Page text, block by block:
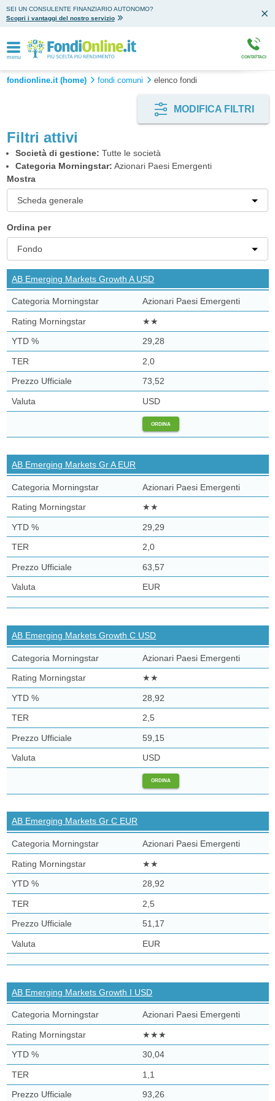
SEI UN CONSULENTE FINANZIARIO AUTONOMO?
Scopri i vantaggi del nostro servizio
menu CONTATTACI
fondionline.it (home) fondi comuni elenco fondi
MODIFICA FILTRI
Filtri attivi
Società di gestione: Tutte le società
Categoria Morningstar: Azionari Paesi Emergenti
Mostra
Scheda generale
Ordina per
Fondo
AB Emerging Markets Growth A USD
Azionari Paesi Emergenti
★★
29,28
2,0
73,52
USD
ORDINA
AB Emerging Markets Gr A EUR
Azionari Paesi Emergenti
★★
29,29
2,0
63,57
EUR
AB Emerging Markets Growth C USD
Azionari Paesi Emergenti
★★
28,92
2,5
59,15
USD
ORDINA
AB Emerging Markets Gr C EUR
Azionari Paesi Emergenti
★★
28,92
2,5
51,17
EUR
AB Emerging Markets Growth I USD
Azionari Paesi Emergenti
★★★
30,04
1,1
93,26